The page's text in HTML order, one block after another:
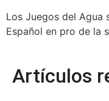
Los Juegos del Agua
Español en pro de la
Artículos